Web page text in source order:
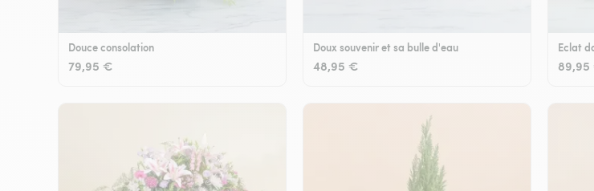
Douce consolation
79,95 €
Doux souvenir et sa bulle d'eau
48,95 €
Eclat